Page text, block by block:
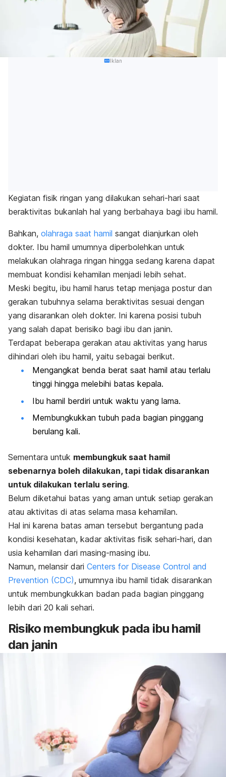
Iklan
Kegiatan fisik ringan yang dilakukan sehari-hari saat
beraktivitas bukanlah hal yang berbahaya bagi ibu hamil.
Bahkan, olahraga saat hamil sangat dianjurkan oleh
dokter. Ibu hamil umumnya diperbolehkan untuk
melakukan olahraga ringan hingga sedang karena dapat
membuat kondisi kehamilan menjadi lebih sehat.
Meski begitu, ibu hamil harus tetap menjaga postur dan
gerakan tubuhnya selama beraktivitas sesuai dengan
yang disarankan oleh dokter. Ini karena posisi tubuh
yang salah dapat berisiko bagi ibu dan janin.
Terdapat beberapa gerakan atau aktivitas yang harus
dihindari oleh ibu hamil, yaitu sebagai berikut.
Mengangkat benda berat saat hamil atau terlalu
tinggi hingga melebihi batas kepala.
Ibu hamil berdiri untuk waktu yang lama.
Membungkukkan tubuh pada bagian pinggang
berulang kali.
Sementara untuk membungkuk saat hamil
sebenarnya boleh dilakukan, tapi tidak disarankan
untuk dilakukan terlalu sering.
Belum diketahui batas yang aman untuk setiap gerakan
atau aktivitas di atas selama masa kehamilan.
Hal ini karena batas aman tersebut bergantung pada
kondisi kesehatan, kadar aktivitas fisik sehari-hari, dan
usia kehamilan dari masing-masing ibu.
Namun, melansir dari Centers for Disease Control and
Prevention (CDC), umumnya ibu hamil tidak disarankan
untuk membungkukkan badan pada bagian pinggang
lebih dari 20 kali sehari.
Risiko membungkuk pada ibu hamil
dan janin